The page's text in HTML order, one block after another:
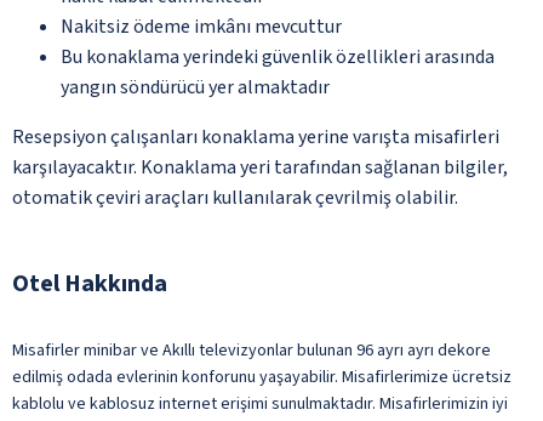
Nakitsiz ödeme imkânı mevcuttur
Bu konaklama yerindeki güvenlik özellikleri arasında
yangın söndürücü yer almaktadır
Resepsiyon çalışanları konaklama yerine varışta misafirleri
karşılayacaktır. Konaklama yeri tarafından sağlanan bilgiler,
otomatik çeviri araçları kullanılarak çevrilmiş olabilir.
Otel Hakkında
Misafirler minibar ve Akıllı televizyonlar bulunan 96 ayrı ayrı dekore
edilmiş odada evlerinin konforunu yaşayabilir. Misafirlerimize ücretsiz
kablolu ve kablosuz internet erişimi sunulmaktadır. Misafirlerimizin iyi